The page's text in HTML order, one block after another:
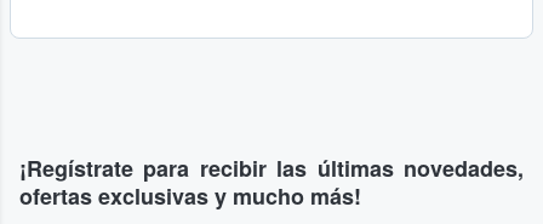
¡Regístrate para recibir las últimas novedades,
ofertas exclusivas y mucho más!